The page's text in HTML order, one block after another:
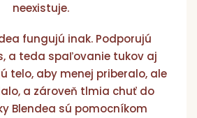
neexistuje.
fungujú inak. Podporujú
a teda spaľovanie tukov aj
telo, aby menej priberalo, ale
a zároveň tlmia chuť do
Blendea sú pomocníkom